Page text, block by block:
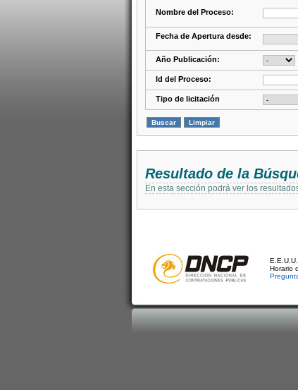
Nombre del Proceso:
Fecha de Apertura desde:
Año Publicación:
Id del Proceso:
Tipo de licitación
Resultado de la
En esta sección podrá ver los
Horario